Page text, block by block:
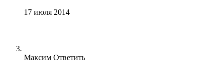
17 июля 2014
Максим Ответить